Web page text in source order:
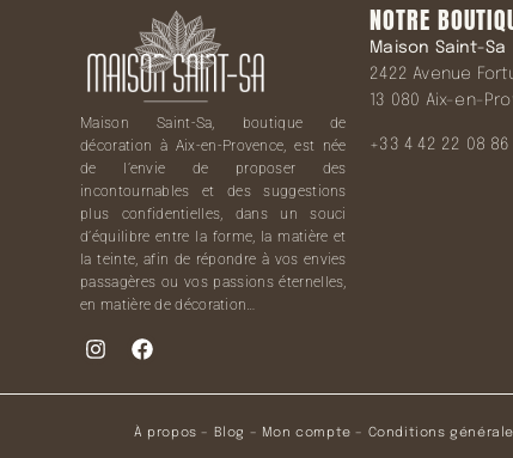
Maison Saint-Sa, boutique de
décoration à Aix-en-Provence, est née
de l’envie de proposer des
incontournables et des suggestions
plus confidentielles, dans un souci
d’équilibre entre la forme, la matière et
la teinte, afin de répondre à vos envies
passagères ou vos passions éternelles,
en matière de décoration…
NOTRE
Maison Saint-Sa
2422 Avenue
13 080 Aix-en-
+33 4 42 22 08 86
À propos – Blog – Mon compte – Conditions